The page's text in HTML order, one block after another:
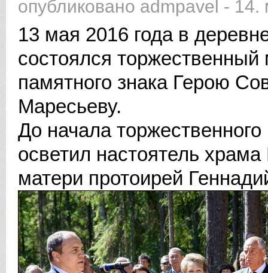
опубликовано admpavel - 14.
13 мая 2016 года в
состоялся
памятного знака Герою
Маресьеву.
До начала
осветил настоятель
матери протоирей